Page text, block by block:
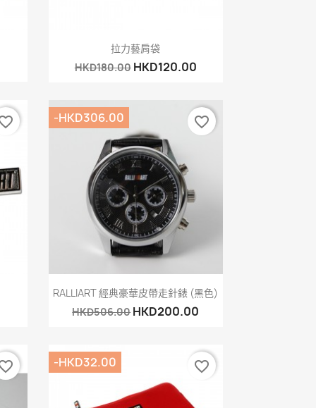
快速查看
拉力藝肩袋
HKD180.00 HKD120.00
快速查看
RALLIART 經典豪華皮帶走針錶 (黑色)
HKD506.00HKD200.00
-HKD306.00 favorite_border
-HKD32.00 favorite_border